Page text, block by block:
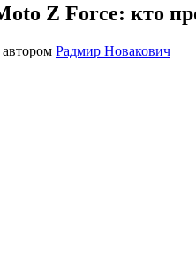
Z Force: кто
автором Радмир Новакович